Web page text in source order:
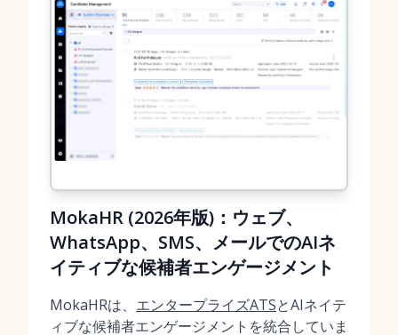
MokaHR (2026年版)：ウェブ、
WhatsApp、SMS、メールでのAIネ
イティブな候補者エンゲージメント
MokaHRは、 エンタープライズATSとAIネイテ
ィブな候補者エンゲージメントを統合していま